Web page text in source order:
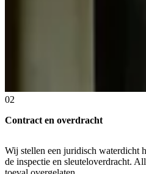
02
Contract en overdracht
Wij stellen een juridisch waterdicht
de inspectie en sleuteloverdracht.